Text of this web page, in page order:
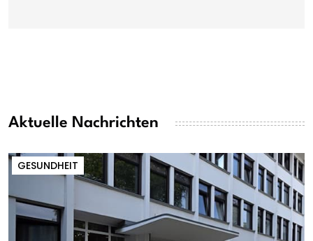
Aktuelle Nachrichten
GESUNDHEIT